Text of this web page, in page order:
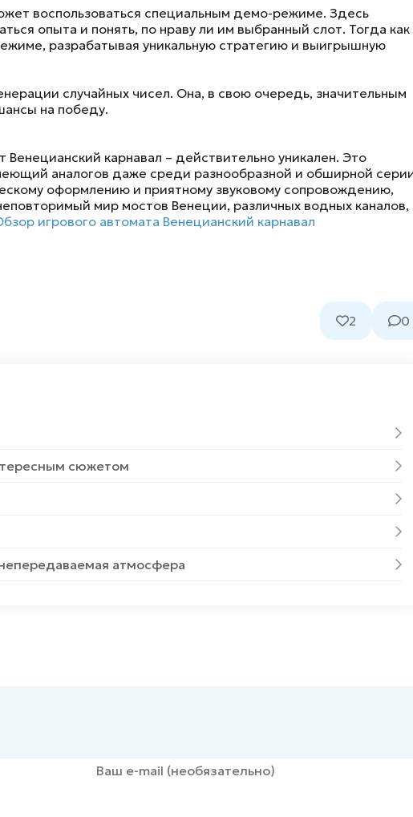
воспользоваться специальным демо-режиме. Здесь
опыта и понять, по нраву ли им выбранный слот. Тогда как
разрабатывая уникальную стратегию и выигрышную
случайных чисел. Она, в свою очередь, значительным
на победу.
Венецианский карнавал – действительно уникален. Это
аналогов даже среди разнообразной и обширной
оформлению и приятному звуковому сопровождению,
мир мостов Венеции, различных водных каналов,
игрового автомата Венецианский карнавал
2 0
сюжетом
атмосфера